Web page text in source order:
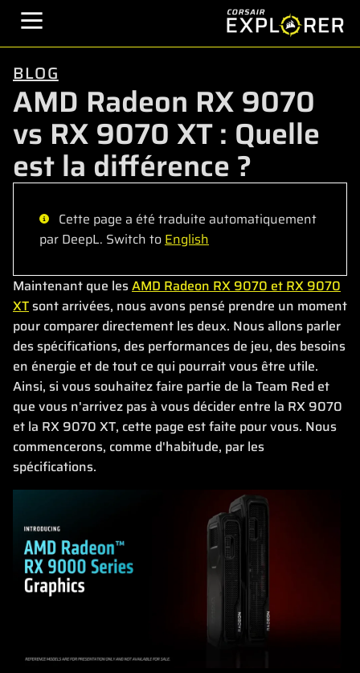
BLOG
AMD Radeon RX 9070
vs RX 9070 XT : Quelle
est la différence ?
Cette page a été traduite automatiquement
par DeepL. Switch toEnglish
Maintenant que lesAMD Radeon RX 9070 et RX 9070
XTsont arrivées, nous avons pensé prendre un moment
pour comparer directement les deux. Nous allons parler
des spécifications, des performances de jeu, des besoins
en énergie et de tout ce qui pourrait vous être utile.
Ainsi, si vous souhaitez faire partie de la Team Red et
que vous n'arrivez pas à vous décider entre la RX 9070
et la RX 9070 XT, cette page est faite pour vous. Nous
commencerons, comme d'habitude, par les
spécifications.